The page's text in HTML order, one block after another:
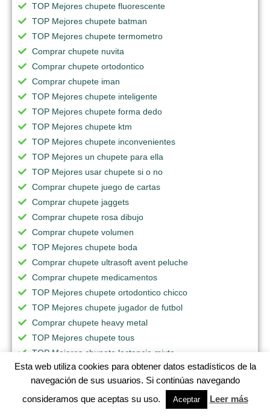
TOP Mejores chupete fluorescente
TOP Mejores chupete batman
TOP Mejores chupete termometro
Comprar chupete nuvita
Comprar chupete ortodontico
Comprar chupete iman
TOP Mejores chupete inteligente
TOP Mejores chupete forma dedo
TOP Mejores chupete ktm
TOP Mejores chupete inconvenientes
TOP Mejores un chupete para ella
TOP Mejores usar chupete si o no
Comprar chupete juego de cartas
Comprar chupete jaggets
Comprar chupete rosa dibujo
Comprar chupete volumen
TOP Mejores chupete boda
Comprar chupete ultrasoft avent peluche
Comprar chupete medicamentos
TOP Mejores chupete ortodontico chicco
TOP Mejores chupete jugador de futbol
Comprar chupete heavy metal
TOP Mejores chupete tous
TOP Mejores chupete lactancia mixta
Comprar chupete gracioso
TOP Mejores chupete jirafa sophie
TOP Mejores chupetes wonderful
Esta web utiliza cookies para obtener datos estadísticos de la
navegación de sus usuarios. Si continúas navegando
consideramos que aceptas su uso.
Aceptar Leer más